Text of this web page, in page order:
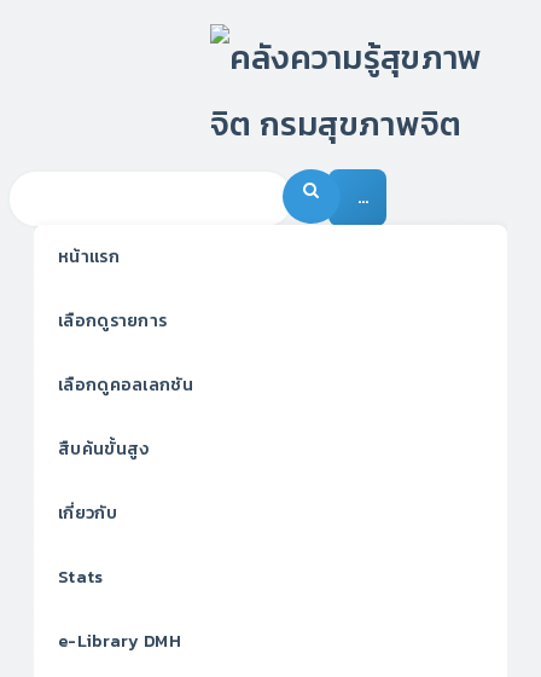
…
หน้าแรก
เลือกดูรายการ
เลือกดูคอลเลกชัน
สืบค้นขั้นสูง
เกี่ยวกับ
Stats
e-Library DMH